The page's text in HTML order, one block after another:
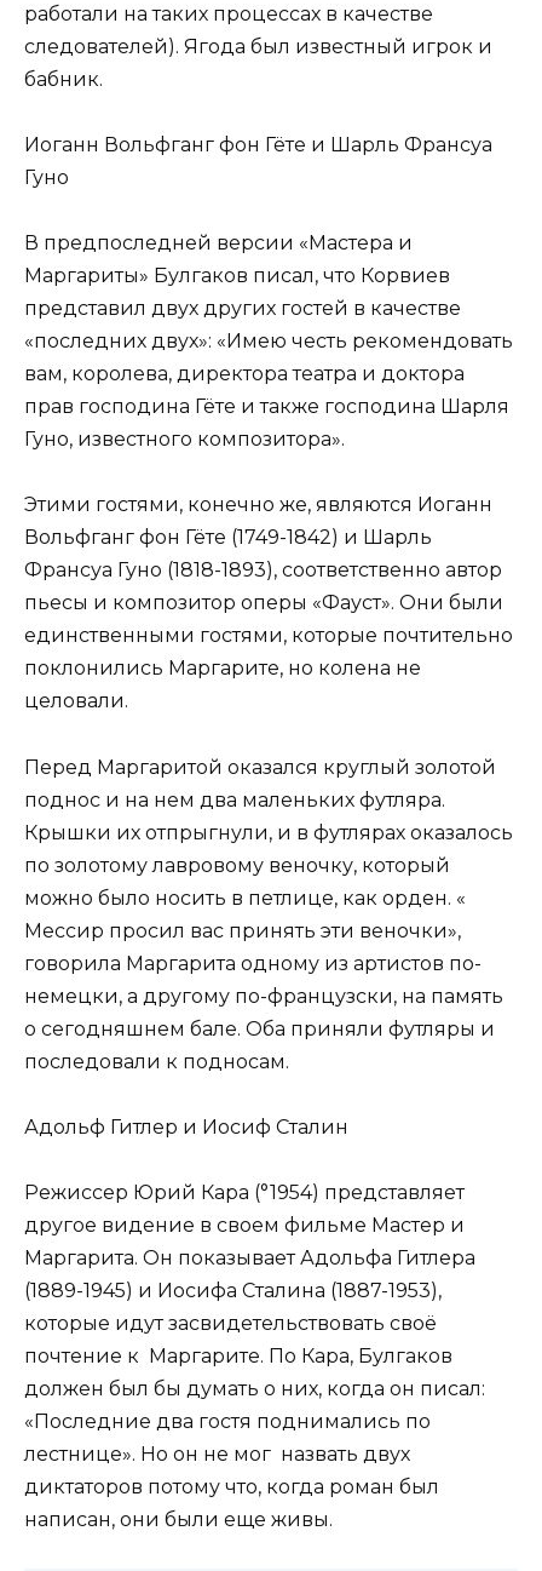
работали на таких процессах в качестве
следователей). Ягода был известный игрок и
бабник.
Иоганн Вольфганг фон Гёте и Шарль Франсуа
Гуно
В предпоследней версии «Мастера и
Маргариты» Булгаков писал, что Корвиев
представил двух других гостей в качестве
«последних двух»: «Имею честь рекомендовать
вам, королева, директора театра и доктора
прав господина Гёте и также господина Шарля
Гуно, известного композитора».
Этими гостями, конечно же, являются Иоганн
Вольфганг фон Гёте (1749-1842) и Шарль
Франсуа Гуно (1818-1893), соответственно автор
пьесы и композитор оперы «Фауст». Они были
единственными гостями, которые почтительно
поклонились Маргарите, но колена не
целовали.
Перед Маргаритой оказался круглый золотой
поднос и на нем два маленьких футляра.
Крышки их отпрыгнули, и в футлярах оказалось
по золотому лавровому веночку, который
можно было носить в петлице, как орден. «
Мессир просил вас принять эти веночки»,
говорила Маргарита одному из артистов по-
немецки, а другому по-французски, на память
о сегодняшнем бале. Оба приняли футляры и
последовали к подносам.
Адольф Гитлер и Иосиф Сталин
Режиссер Юрий Кара (°1954) представляет
другое видение в своем фильме Мастер и
Маргарита. Он показывает Адольфа Гитлера
(1889-1945) и Иосифа Сталина (1887-1953),
которые идут засвидетельствовать своё
почтение к Маргарите. По Кара, Булгаков
должен был бы думать о них, когда он писал:
«Последние два гостя поднимались по
лестнице». Но он не мог назвать двух
диктаторов потому что, когда роман был
написан, они были еще живы.